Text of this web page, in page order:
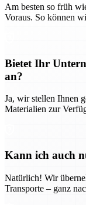
Am besten so früh
Voraus. So können
Bietet Ihr
an?
Ja, wir stellen Ihnen
Materialien zur
Kann ich auch
Natürlich! Wir
Transporte – ganz